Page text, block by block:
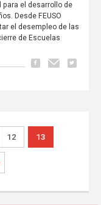
el desarrollo de
Desde FEUSO
el desempleo de las
de Escuelas
12 13